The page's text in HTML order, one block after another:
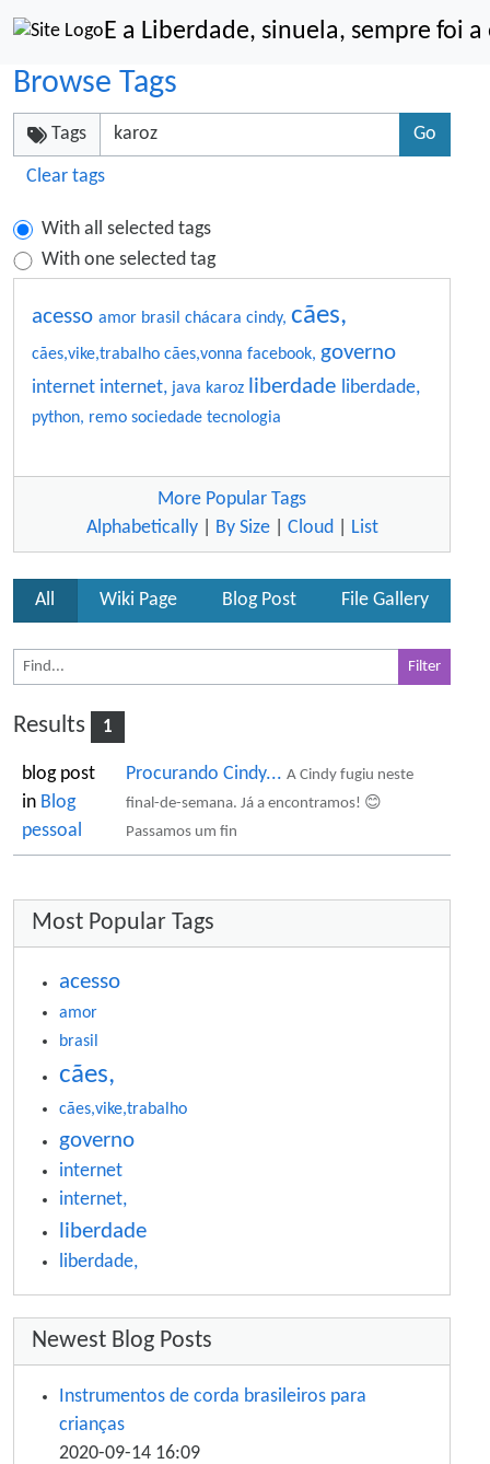
Site identity, navigation, etc.
E a Liberdade, sinuela, sempre foi
Navigation and related functionality
Browse Tags
Tags
Clear tags
With all selected tags
With one selected tag
acesso amor brasil chácara cindy, cães,
cães,vike,trabalho cães,vonna facebook, governo
internet internet, java karoz liberdade liberdade,
python, remo sociedade tecnologia
More Popular Tags
Alphabetically| By Size| Cloud List
All Wiki Page Blog Post File Gallery
Results 1
blog post
in Blog
pessoal
Procurando Cindy... A Cindy fugiu neste
final-de-semana. Já a encontramos! 😊
Passamos um fin
More content and functionality (right
Most Popular Tags
acesso
amor
brasil
cães,
cães,vike,trabalho
governo
internet
internet,
liberdade
liberdade,
Newest Blog Posts
Instrumentos de corda brasileiros para
crianças
2020-09-14 16:09